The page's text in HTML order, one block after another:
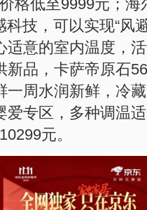
格低至9999元；
技，可以实现“风
适意的室内温度，
新品，卡萨帝原石
一周水润新鲜，冷
爱专区，多种调温
元。